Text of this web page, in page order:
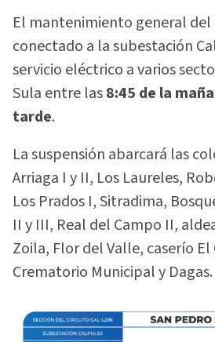
El mantenimiento general del
conectado a la subestación
servicio eléctrico a varios
Sula entre las8:45 de la
tarde.
La suspensión abarcará las
Arriaga I y II, Los Laureles,
Los Prados I, Sitradima,
II y III, Real del Campo II,
Zoila, Flor del Valle, caserío El
Crematorio Municipal y Dagas.